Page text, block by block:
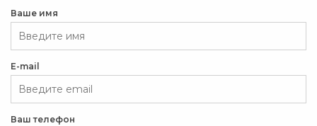
Ваше имя
E-mail
Ваш телефон